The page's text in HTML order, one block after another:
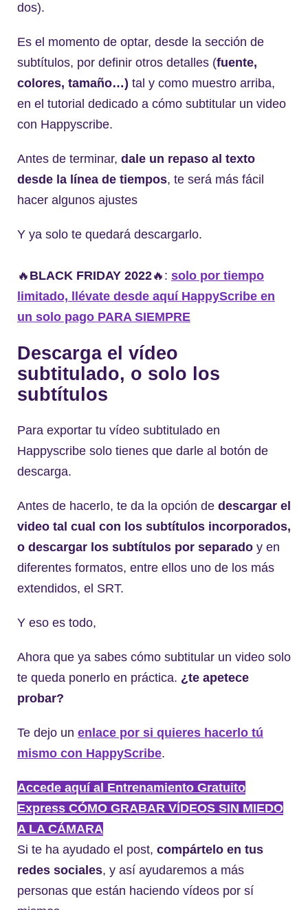
dos).
Es el momento de optar, desde la sección de
subtítulos, por definir otros detalles (fuente,
colores, tamaño…) tal y como muestro arriba,
en el tutorial dedicado a cómo subtitular un video
con Happyscribe.
Antes de terminar, dale un repaso al texto
desde la línea de tiempos, te será más fácil
hacer algunos ajustes
Y ya solo te quedará descargarlo.
🔥 BLACK FRIDAY 2022🔥: solo por tiempo
limitado, llévate desde aquí HappyScribe en
un solo pago PARA SIEMPRE
Descarga el vídeo
subtitulado, o solo los
subtítulos
Para exportar tu vídeo subtitulado en
Happyscribe solo tienes que darle al botón de
descarga.
Antes de hacerlo, te da la opción de descargar el
video tal cual con los subtítulos incorporados,
o descargar los subtítulos por separado y en
diferentes formatos, entre ellos uno de los más
extendidos, el SRT.
Y eso es todo,
Ahora que ya sabes cómo subtitular un video solo
te queda ponerlo en práctica. ¿te apetece
probar?
Te dejo un enlace por si quieres hacerlo tú
mismo con HappyScribe.
Accede aquí al Entrenamiento Gratuito
Express CÓMO GRABAR VÍDEOS SIN MIEDO
A LA CÁMARA
Si te ha ayudado el post, compártelo en tus
redes sociales, y así ayudaremos a más
personas que están haciendo vídeos por sí